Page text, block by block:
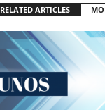
RELATED ARTICLES